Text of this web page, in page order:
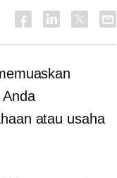
atau usaha